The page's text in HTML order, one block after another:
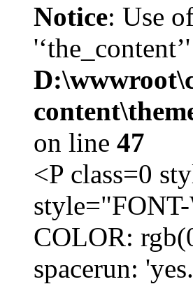
Notice: Use
on line 47
<P class=0
COLOR:
spacerun: